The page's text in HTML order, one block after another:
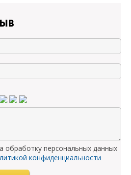
обработку персональных данных
конфиденциальности